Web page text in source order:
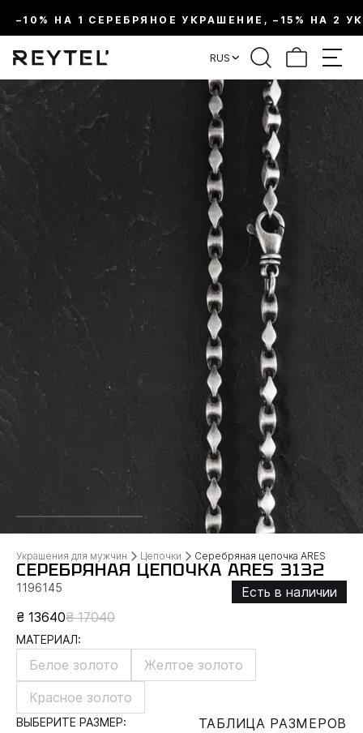
–10% НА 1 СЕРЕБРЯНОЕ УКРАШЕНИЕ, –15% НА 2
RUS
Украшения для мужчин Цепочки Серебряная цепочка ARES
СЕРЕБРЯНАЯ ЦЕПОЧКА ARES 3132
1196145
Есть в наличии
₴ 13640₴ 17040
МАТЕРИАЛ:
Белое золото
Желтое золото
Красное золото
ВЫБЕРИТЕ РАЗМЕР:
ТАБЛИЦА РАЗМЕРОВ